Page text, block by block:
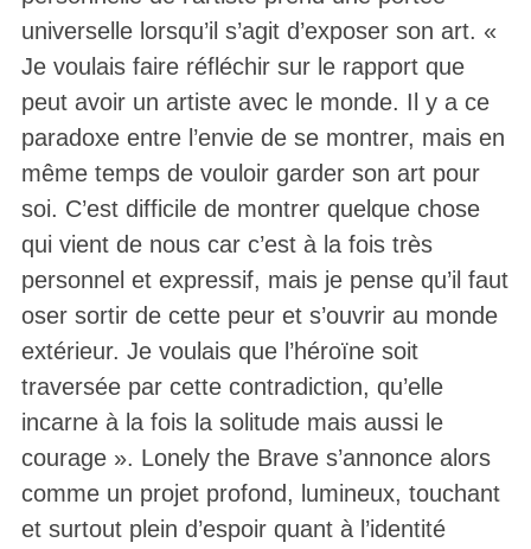
universelle lorsqu’il s’agit d’exposer son art. «
Je voulais faire réfléchir sur le rapport que
peut avoir un artiste avec le monde. Il y a ce
paradoxe entre l’envie de se montrer, mais en
même temps de vouloir garder son art pour
soi. C’est difficile de montrer quelque chose
qui vient de nous car c’est à la fois très
personnel et expressif, mais je pense qu’il faut
oser sortir de cette peur et s’ouvrir au monde
extérieur. Je voulais que l’héroïne soit
traversée par cette contradiction, qu’elle
incarne à la fois la solitude mais aussi le
courage ». Lonely the Brave s’annonce alors
comme un projet profond, lumineux, touchant
et surtout plein d’espoir quant à l’identité